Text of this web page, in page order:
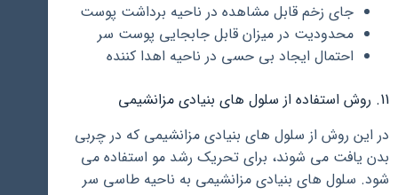
جای زخم قابل مشاهده در ناحیه برداشت پوست
محدودیت در میزان قابل جابجایی پوست سر
احتمال ایجاد بی حسی در ناحیه اهدا کننده
11. روش استفاده از سلول های بنیادی مزانشیمی
در این روش از سلول های بنیادی مزانشیمی که در چربی
بدن یافت می شوند، برای تحریک رشد مو استفاده می
شود. سلول های بنیادی مزانشیمی به ناحیه طاسی سر